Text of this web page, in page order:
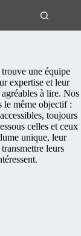
une équipe
expertise et leur
à lire. Nos
le même objectif :
toujours
celles et ceux
unique, leur
leurs